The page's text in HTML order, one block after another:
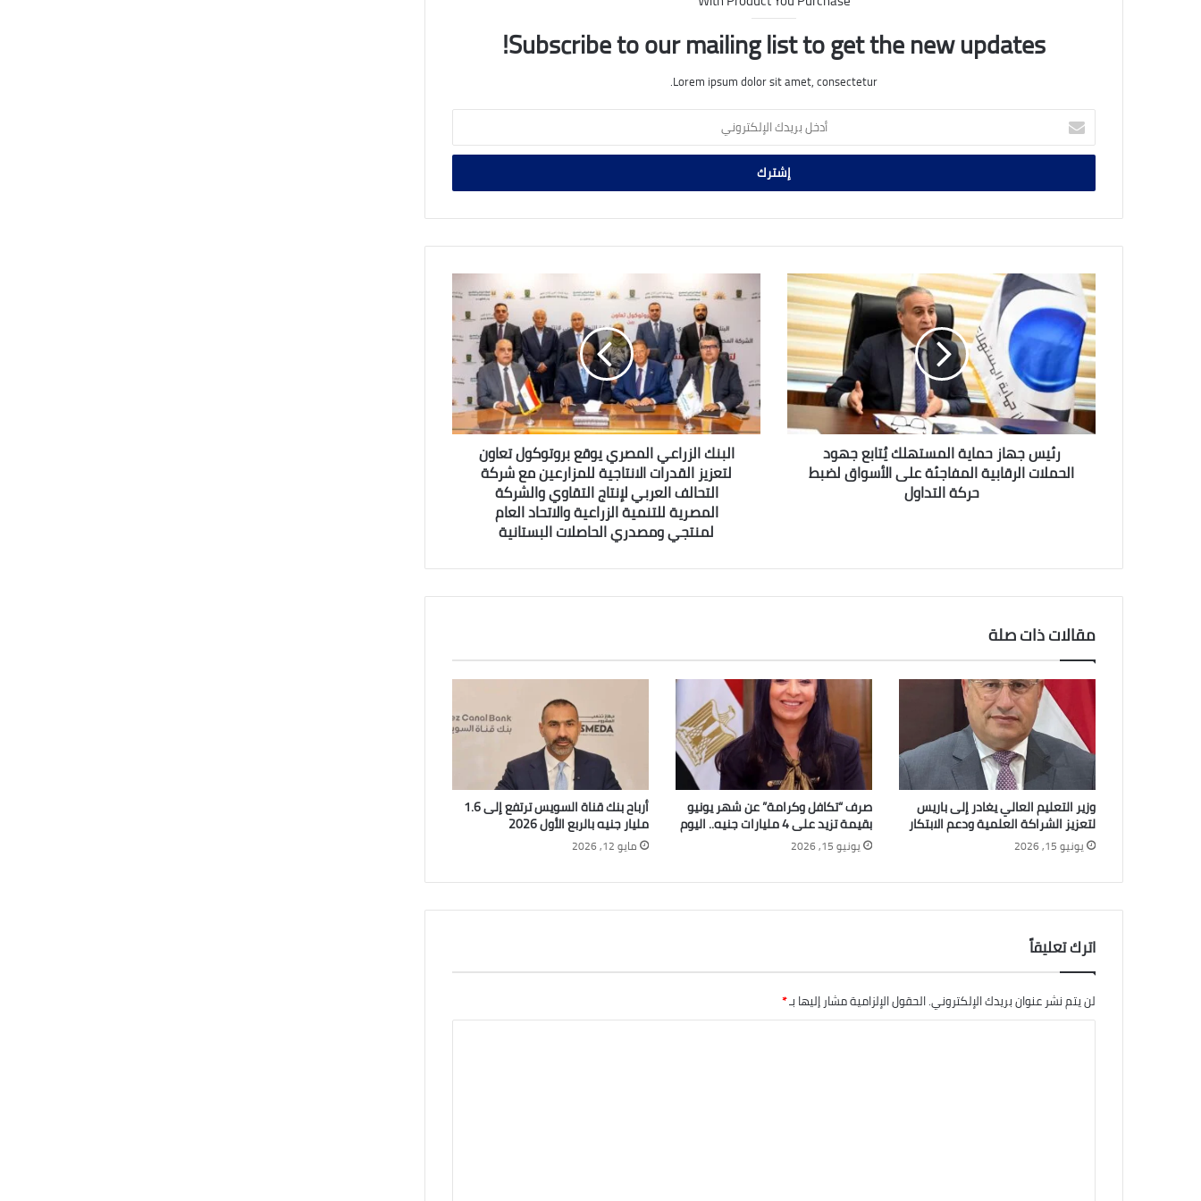
Subscribe to our mailing list to get the new updates!
Lorem ipsum dolor sit amet, consectetur.
أدخل
بريدك
الإلكتروني
رئيس
جهاز
حماية
المستهلك
يُتابع
جهود
الحملات
الرقابية
المفاجئة
الأسواق
رئيس جهاز حماية المستهلك يُتابع جهود
الحملات الرقابية المفاجئة على الأسواق لضبط
حركة التداول
الزراعي
المصري
يوقع
بروتوكول
تعاون
لتعزيز
القدرات
الانتاجية
للمزارعين
المصرية
والاتحاد
العام
لمنتجي
ومصدري
الحاصلات
البستانية
البنك الزراعي المصري يوقع بروتوكول تعاون
لتعزيز القدرات الانتاجية للمزارعين مع شركة
التحالف العربي لإنتاج التقاوي والشركة
المصرية للتنمية الزراعية والاتحاد العام
لمنتجي ومصدري الحاصلات البستانية
مقالات ذات صلة
وزير التعليم العالي يغادر إلى باريس
لتعزيز الشراكة العلمية ودعم الابتكار
يونيو 15, 2026
صرف “تكافل وكرامة” عن شهر يونيو
بقيمة تزيد على 4 مليارات جنيه.. اليوم
يونيو 15, 2026
أرباح بنك قناة السويس ترتفع إلى 1.6
مليار جنيه بالربع الأول 2026
مايو 12, 2026
اترك تعليقاً
لن يتم نشر عنوان بريدك الإلكتروني.الحقول الإلزامية مشار إليها بـ*